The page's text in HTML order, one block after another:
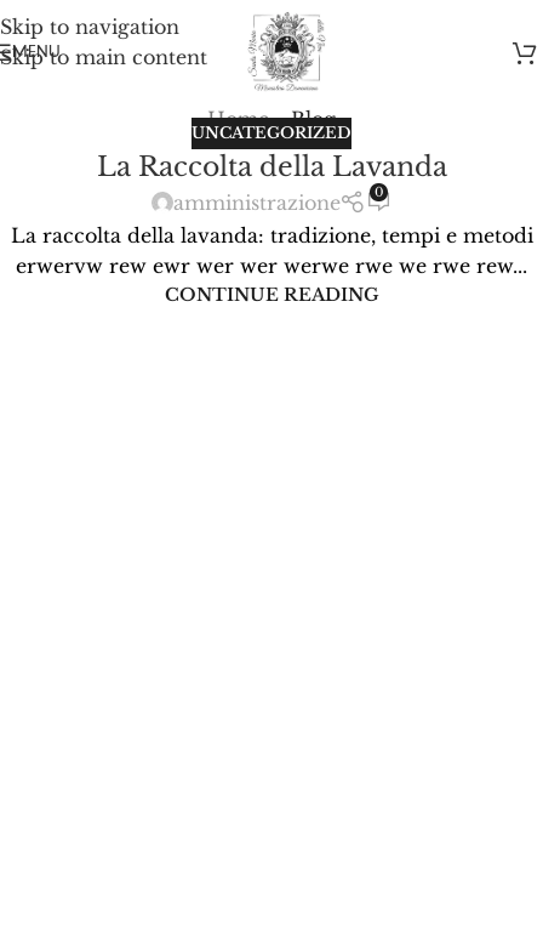
Skip to navigation
Skip to main content
MENU
Home»Blog
UNCATEGORIZED
La Raccolta della Lavanda
amministrazione 0
La raccolta della lavanda: tradizione, tempi e metodi
erwervw rew ewr wer wer werwe rwe we rwe rew...
CONTINUE READING